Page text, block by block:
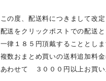
この度、配送料につきまして改
配送をクリックポストでの配送
一律１８５円頂戴することとしま
複数おまとめ買いの送料追加料
あわせて ３０００円以上お買い